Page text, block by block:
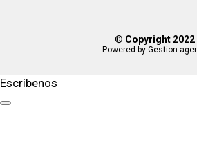
© Copyright 2022
Powered by
Escríbenos